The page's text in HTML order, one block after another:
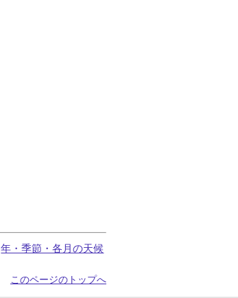
年・季節・各月の天候
このページのトップへ